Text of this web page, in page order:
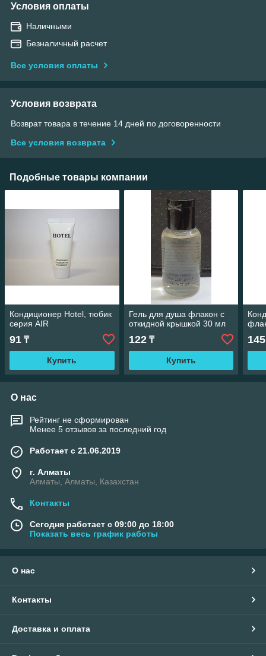
Условия оплаты
Наличными
Безналичный расчет
Все условия оплаты
Условия возврата
Возврат товара в течение 14 дней по договоренности
Все условия возврата
Подобные товары компании
Кондиционер Hotel, тюбик
серия AIR
91 ₸
Купить
Гель для душа флакон с
откидной крышкой 30 мл
122₸
Купить
145
О нас
Рейтинг не сформирован
Менее 5 отзывов за последний год
Работает с 21.06.2019
г. Алматы
Алматы, Алматы, Казахстан
Контакты
Сегодня работает с 09:00 до 18:00
Показать весь график работы
О нас
Контакты
Доставка и оплата